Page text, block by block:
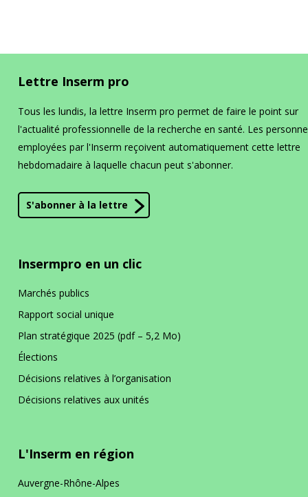
Lettre Inserm pro
Tous les lundis, la lettre Inserm pro permet de faire le point sur
l'actualité professionnelle de la recherche en santé. Les
employées par l'Inserm reçoivent automatiquement cette lettre
hebdomadaire à laquelle chacun peut s'abonner.
S'abonner à la lettre
Insermpro en un clic
Marchés publics
Rapport social unique
Plan stratégique 2025 (pdf – 5,2 Mo)
Élections
Décisions relatives à l’organisation
Décisions relatives aux unités
L'Inserm en région
Auvergne-Rhône-Alpes